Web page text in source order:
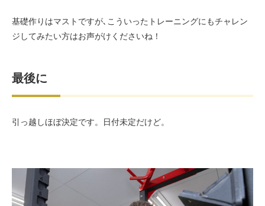
基礎作りはマストですが､こういったトレーニングにもチャレン
ジしてみたい方はお声がけくださいね！
最後に
引っ越しほぼ決定です。日付未定だけど。